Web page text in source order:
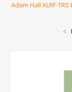
Adam Hall XLRF-